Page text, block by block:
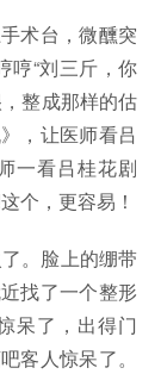
术台，微醺突
哼“刘三斤，你
整成那样的估
，让医师看吕
一看吕桂花剧
个，更容易！
。脸上的绷带
找了一个整形
呆了，出得门
客人惊呆了。